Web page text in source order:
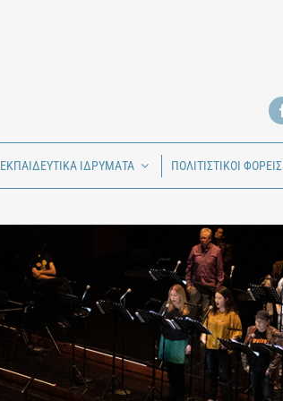
ΕΚΠΑΙΔΕΥΤΙΚΑ ΙΔΡΥΜΑΤΑ ΠΟΛΙΤΙΣΤΙΚΟΙ ΦΟΡΕΙΣ